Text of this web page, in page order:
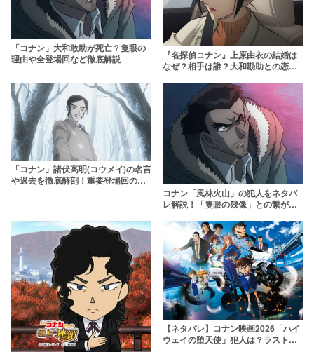
「コナン」大和敢助が死亡？隻眼の
理由や全登場回など徹底解説
『名探偵コナン』上原由衣の結婚は
なぜ？相手は誰？大和勘助との恋の
「コナン」諸伏高明(コウメイ)の名言
や過去を徹底解剖！重要登場回の解
コナン「風林火山」の犯人をネタバ
レ解説！「隻眼の残像」との繋がり
【ネタバレ】コナン映画2026「ハイ
ウェイの堕天使」犯人は？ラストの